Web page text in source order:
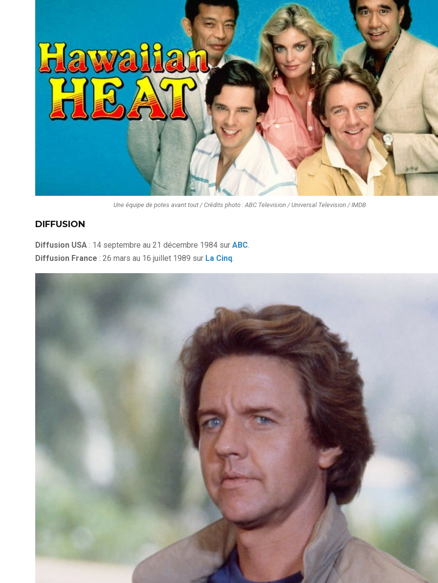
Une équipe de potes avant tout / Crédits photo : ABC Television / Universal Television / IMDB
DIFFUSION
Diffusion USA : 14 septembre au 21 décembre 1984 sur ABC.
Diffusion France : 26 mars au 16 juillet 1989 sur La Cinq.